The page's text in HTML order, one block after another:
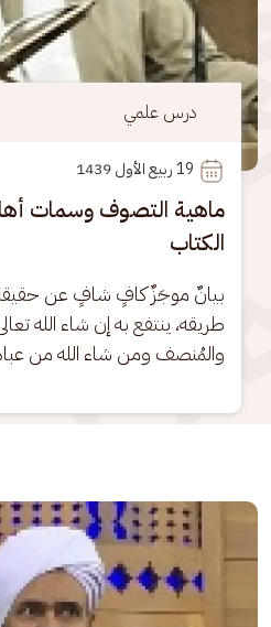
درس علمي
19
الكتاب
بيانٌ موجَزٌ كافٍ شافٍ عن
طريقه، ينتفع به إن شاء الله
والمُنصف ومن شاء الله من
الصورة